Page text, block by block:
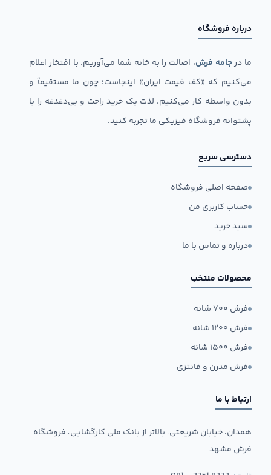
درباره فروشگاه
ما درجامه فرش، اصالت را به خانه شما می‌آوریم. با افتخار اعلام
می‌کنیم که «کف قیمت ایران» اینجاست؛ چون ما مستقیماً و
بدون واسطه کار می‌کنیم. لذت یک خرید راحت و بی‌دغدغه را با
پشتوانه فروشگاه فیزیکی ما تجربه کنید.
دسترسی سریع
صفحه اصلی فروشگاه
حساب کاربری من
سبد خرید
درباره و تماس با ما
محصولات منتخب
فرش ۷۰۰ شانه
فرش ۱۲۰۰ شانه
فرش ۱۵۰۰ شانه
فرش مدرن و فانتزی
ارتباط با ما
همدان، خیابان شریعتی، بالاتر از بانک ملی کارگشایی، فروشگاه
فرش مشهد